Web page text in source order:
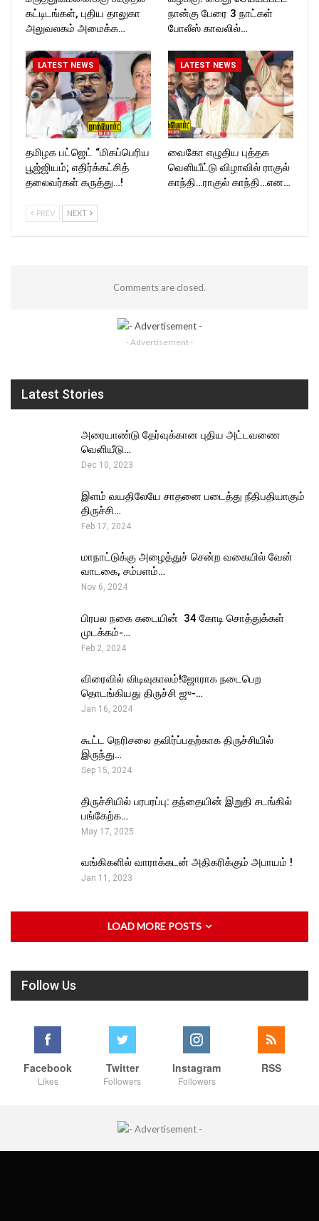
கட்டிடங்கள், புதிய தாலுகா
அலுவலகம் அமைக்க…
நான்கு பேரை 3 நாட்கள்
போலீஸ் காவலில்…
LATEST NEWS
தமிழக பட்ஜெட் “மிகப்பெரிய
பூஜ்ஜியம்; எதிர்க்கட்சித்
தலைவர்கள் கருத்து…!
LATEST NEWS
வைகோ எழுதிய புத்தக
வெளியீட்டு விழாவில் ராகுல்
காந்தி…ராகுல் காந்தி…என…
PREV NEXT
Comments are closed.
- Advertisement -
Latest Stories
அரையாண்டு தேர்வுக்கான புதிய அட்டவணை
வெளியீடு…
Dec 10, 2023
இளம் வயதிலேயே சாதனை படைத்து நீதிபதியாகும்
திருச்சி…
Feb 17, 2024
மாநாட்டுக்கு அழைத்துச் சென்ற வகையில் வேன்
வாடகை, சம்பளம்…
Nov 6, 2024
பிரபல நகை கடையின் ₹ 34 கோடி சொத்துக்கள்
முடக்கம்-…
Feb 2, 2024
விரைவில் விடிவுகாலம்!ஜோராக நடைபெற
தொடங்கியது திருச்சி ஜு-…
Jan 16, 2024
கூட்ட நெரிசலை தவிர்ப்பதற்காக திருச்சியில்
இருந்து…
Sep 15, 2024
திருச்சியில் பரபரப்பு: தந்தையின் இறுதி சடங்கில்
பங்கேற்க…
May 17, 2025
வங்கிகளில் வாராக்கடன் அதிகரிக்கும் அபாயம் !
Jan 11, 2023
LOAD MORE POSTS
Follow Us
Facebook
Likes
Twitter
Followers
Instagram
Followers
RSS